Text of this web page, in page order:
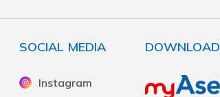
SOCIAL MEDIA
Instagram
DOWNLOAD